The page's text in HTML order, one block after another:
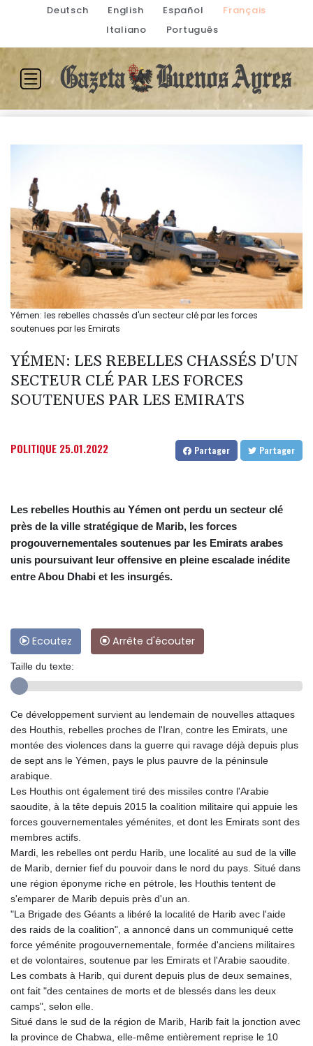
Deutsch English Español
Français
Italiano
Português
Yémen: les rebelles chassés d'un secteur clé par les forces
soutenues par les Emirats
YÉMEN: LES REBELLES CHASSÉS D'UN
SECTEUR CLÉ PAR LES FORCES
SOUTENUES PAR LES EMIRATS
POLITIQUE 25.01.2022 Partager Partager
Les rebelles Houthis au Yémen ont perdu un secteur clé
près de la ville stratégique de Marib, les forces
progouvernementales soutenues par les Emirats arabes
unis poursuivant leur offensive en pleine escalade inédite
entre Abou Dhabi et les insurgés.
Ecoutez Arrête d'écouter
Taille du texte:
Ce développement survient au lendemain de nouvelles attaques
des Houthis, rebelles proches de l'Iran, contre les Emirats, une
montée des violences dans la guerre qui ravage déjà depuis plus
de sept ans le Yémen, pays le plus pauvre de la péninsule
arabique.
Les Houthis ont également tiré des missiles contre l'Arabie
saoudite, à la tête depuis 2015 la coalition militaire qui appuie les
forces gouvernementales yéménites, et dont les Emirats sont des
membres actifs.
Mardi, les rebelles ont perdu Harib, une localité au sud de la ville
de Marib, dernier fief du pouvoir dans le nord du pays. Situé dans
une région éponyme riche en pétrole, les Houthis tentent de
s'emparer de Marib depuis près d'un an.
"La Brigade des Géants a libéré la localité de Harib avec l'aide
des raids de la coalition", a annoncé dans un communiqué cette
force yéménite progouvernementale, formée d'anciens militaires
et de volontaires, soutenue par les Emirats et l'Arabie saoudite.
Les combats à Harib, qui durent depuis plus de deux semaines,
ont fait "des centaines de morts et de blessés dans les deux
camps", selon elle.
Situé dans le sud de la région de Marib, Harib fait la jonction avec
la province de Chabwa, elle-même entièrement reprise le 10